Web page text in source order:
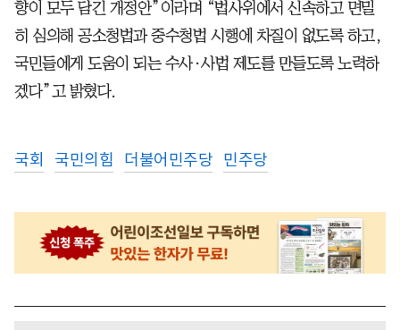
향이 모두 담긴 개정안”이라며 “법사위에서 신속하고 면밀
히 심의해 공소청법과 중수청법 시행에 차질이 없도록 하고,
국민들에게 도움이 되는 수사·사법 제도를 만들도록 노력하
겠다”고 밝혔다.
국회 국민의힘 더불어민주당 민주당